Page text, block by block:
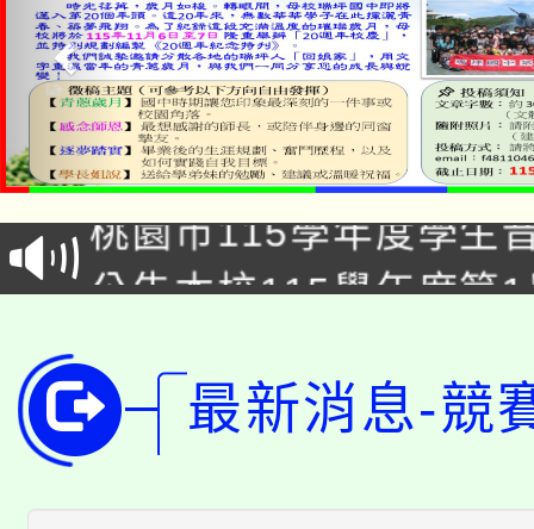
公告本校115學年度第
代理(課)教師甄選結果(
「2026金融保險知識
車」活動
桃園市115學年度學生
生本土語及新住民語歌
公告本校115學年度第
代理(課)教師甄選結果(
轉知中國文化大學推廣
《TA101》溝通分析基
轉知苗栗縣政府辦理
縣市「校園短影音徵選
桃園市115學年度學生
最新消息-競